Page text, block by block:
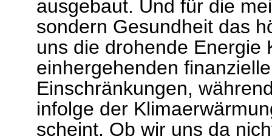
ausgebaut. Und für die
sondern Gesundheit das
uns die drohende Energie
einhergehenden
Einschränkungen,
infolge der
scheint. Ob wir uns da